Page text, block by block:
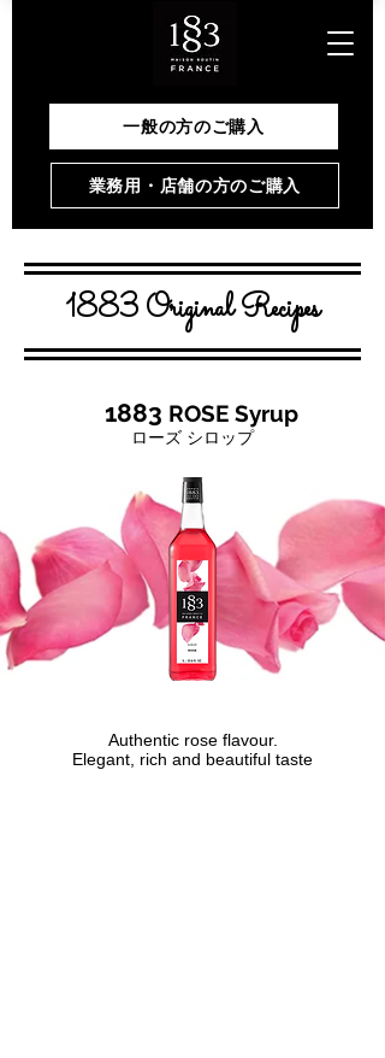
一般の方のご購入
業務用・店舗の方のご購入
1883 ROSE Syrup
ローズ シロップ
Authentic rose flavour.
​Elegant, rich and beautiful taste
1883 Original Recipes